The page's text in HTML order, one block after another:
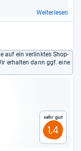
Weiterlesen
auf ein verlinktes Shop-
erhalten dann ggf. eine
Sehr gut
1,4